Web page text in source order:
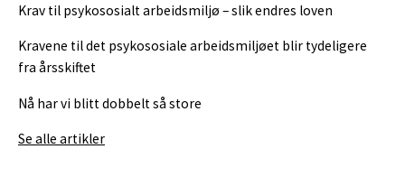
Krav til psykososialt arbeidsmiljø – slik endres loven
Kravene til det psykososiale arbeidsmiljøet blir tydeligere
fra årsskiftet
Nå har vi blitt dobbelt så store
Se alle artikler